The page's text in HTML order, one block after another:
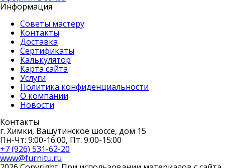
Информация
Советы мастеру
Контакты
Доставка
Сертификаты
Калькулятор
Карта сайта
Услуги
Политика конфиденциальности
О компании
Новости
Контакты
г. Химки, Вашутинское шоссе, дом 15
Пн-Чт: 9:00-16:00, Пт: 9:00-15:00
+7 (926) 531-62-20
www@furnitu.ru